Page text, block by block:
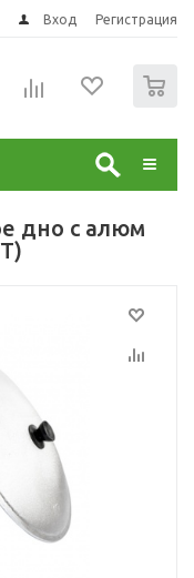
Вход Регистрация
дно с алюм